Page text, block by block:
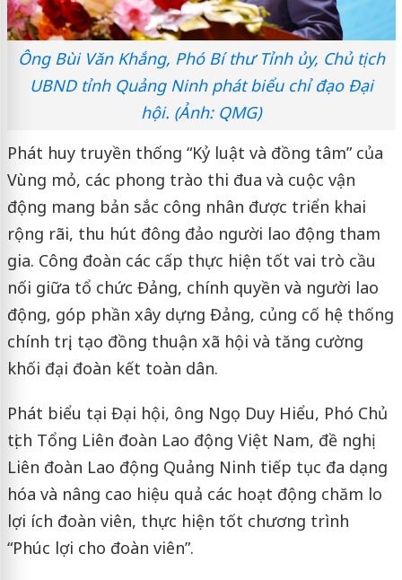
Ông Bùi Văn Khắng, Phó Bí thư Tỉnh ủy, Chủ tịch
UBND tỉnh Quảng Ninh phát biểu chỉ đạo Đại
hội. (Ảnh: QMG)
Phát huy truyền thống “Kỷ luật và đồng tâm” của
Vùng mỏ, các phong trào thi đua và cuộc vận
động mang bản sắc công nhân được triển khai
rộng rãi, thu hút đông đảo người lao động tham
gia. Công đoàn các cấp thực hiện tốt vai trò cầu
nối giữa tổ chức Đảng, chính quyền và người lao
động, góp phần xây dựng Đảng, củng cố hệ thống
chính trị, tạo đồng thuận xã hội và tăng cường
khối đại đoàn kết toàn dân.
Phát biểu tại Đại hội, ông Ngọ Duy Hiểu, Phó Chủ
tịch Tổng Liên đoàn Lao động Việt Nam, đề nghị
Liên đoàn Lao động Quảng Ninh tiếp tục đa dạng
hóa và nâng cao hiệu quả các hoạt động chăm lo
lợi ích đoàn viên, thực hiện tốt chương trình
“Phúc lợi cho đoàn viên”.